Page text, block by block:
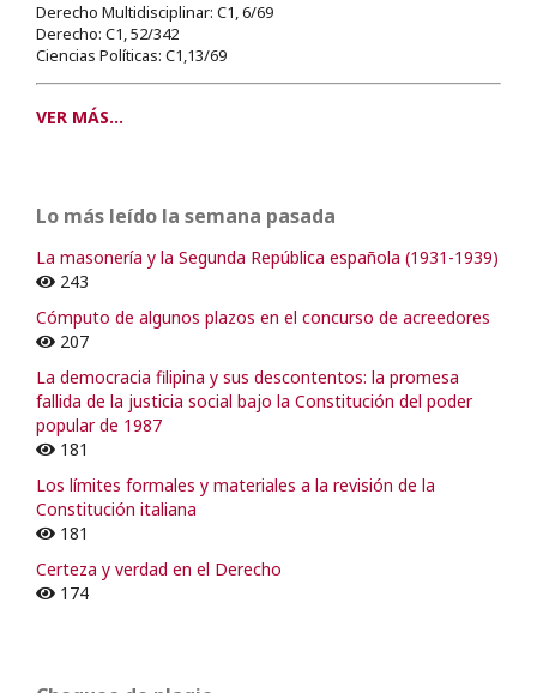
Derecho Multidisciplinar: C1, 6/69
Derecho: C1, 52/342
Ciencias Políticas: C1,13/69
VER MÁS...
Lo más leído la semana pasada
La masonería y la Segunda República española (1931-1939)
243
Cómputo de algunos plazos en el concurso de acreedores
207
La democracia filipina y sus descontentos: la promesa
fallida de la justicia social bajo la Constitución del poder
popular de 1987
181
Los límites formales y materiales a la revisión de la
Constitución italiana
181
Certeza y verdad en el Derecho
174